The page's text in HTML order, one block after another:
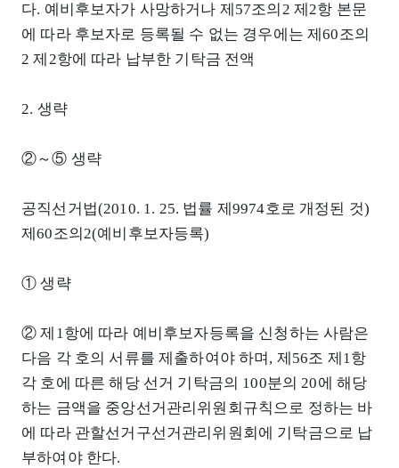
다. 예비후보자가 사망하거나 제57조의2 제2항 본문
에 따라 후보자로 등록될 수 없는 경우에는 제60조의
2 제2항에 따라 납부한 기탁금 전액
2. 생략
②～⑤ 생략
공직선거법(2010. 1. 25. 법률 제9974호로 개정된 것)
제60조의2(예비후보자등록)
① 생략
② 제1항에 따라 예비후보자등록을 신청하는 사람은
다음 각 호의 서류를 제출하여야 하며, 제56조 제1항
각 호에 따른 해당 선거 기탁금의 100분의 20에 해당
하는 금액을 중앙선거관리위원회규칙으로 정하는 바
에 따라 관할선거구선거관리위원회에 기탁금으로 납
부하여야 한다.